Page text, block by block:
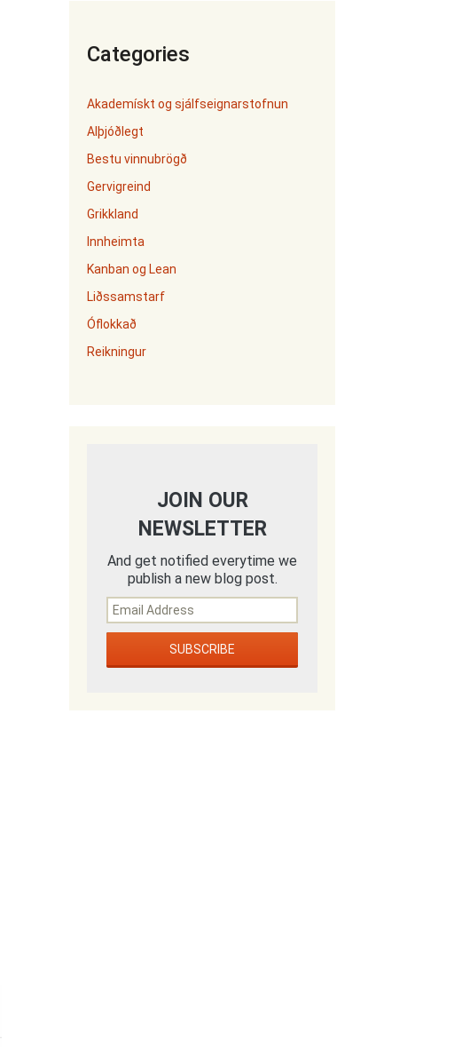
Categories
Akademískt og sjálfseignarstofnun
Alþjóðlegt
Bestu vinnubrögð
Gervigreind
Grikkland
Innheimta
Kanban og Lean
Liðssamstarf
Óflokkað
Reikningur
JOIN OUR
NEWSLETTER
And get notified everytime we
publish a new blog post.